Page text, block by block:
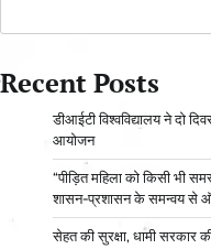
Recent Posts
डीआईटी विश्वविद्यालय ने दो
आयोजन
“पीड़ित महिला को किसी भी
शासन-प्रशासन के समन्वय से
सेहत की सुरक्षा, धामी सरकार